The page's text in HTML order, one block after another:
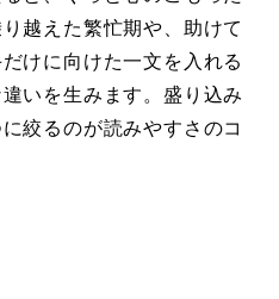
越えた繁忙期や、助けて
けに向けた一文を入れる
いを生みます。盛り込み
絞るのが読みやすさのコ